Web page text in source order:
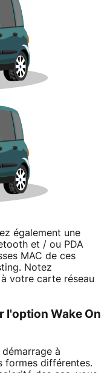
également une
et / ou PDA
MAC de ces
Notez
votre carte réseau
l'option Wake On
à
formes différentes.